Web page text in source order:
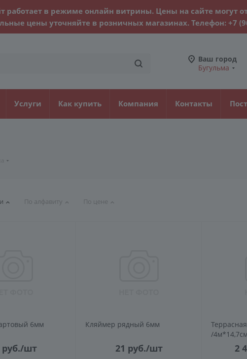
работает в режиме онлайн витрины. Цены на сайте могут
цены уточняйте в розничных магазинах. Телефон:+7
Ваш город
Бугульма
Услуги Как купить Компания Контакты
По алфавиту По цене
6мм
руб./шт
Кляймер рядный 6мм
21 руб./шт
/
2